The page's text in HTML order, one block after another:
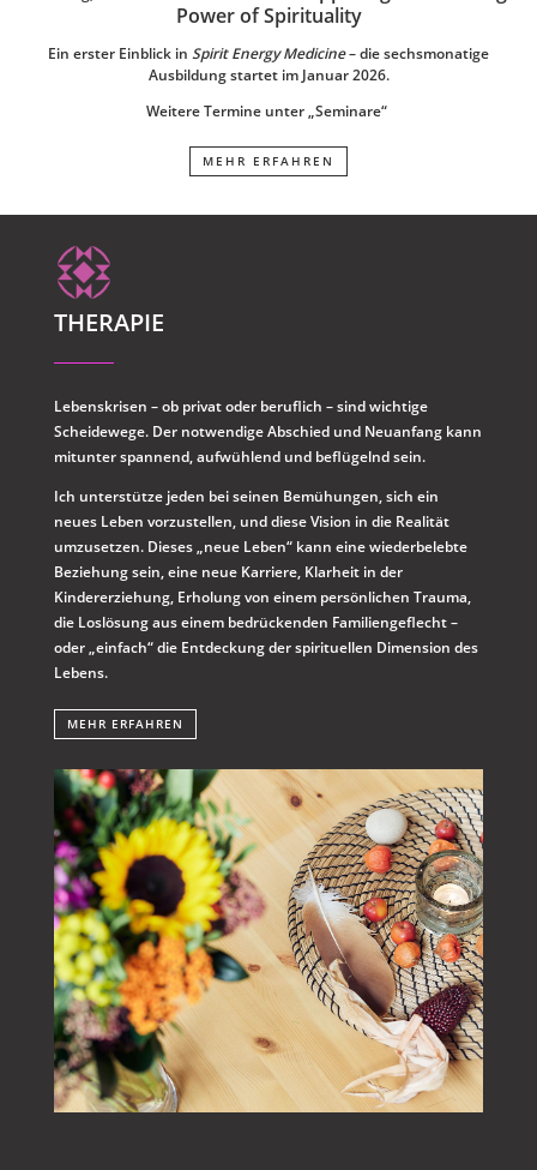
Power of Spirituality
Ein erster Einblick in Spirit Energy Medicine– die sechsmonatige
Ausbildung startet im Januar 2026.
Weitere Termine unter „Seminare“
MEHR ERFAHREN
THERAPIE
Lebenskrisen – ob privat oder beruflich – sind wichtige
Scheidewege. Der notwendige Abschied und Neuanfang kann
mitunter spannend, aufwühlend und beflügelnd sein.
Ich unterstütze jeden bei seinen Bemühungen, sich ein
neues Leben vorzustellen, und diese Vision in die Realität
umzusetzen. Dieses „neue Leben“ kann eine wiederbelebte
Beziehung sein, eine neue Karriere, Klarheit in der
Kindererziehung, Erholung von einem persönlichen Trauma,
die Loslösung aus einem bedrückenden Familiengeflecht –
oder „einfach“ die Entdeckung der spirituellen Dimension des
Lebens.
MEHR ERFAHREN